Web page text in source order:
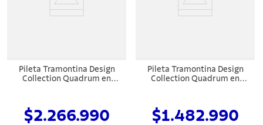
Pileta Tramontina Design
Collection Quadrum en
$2.266.990
Pileta Tramontina Design
Collection Quadrum en
$1.482.990